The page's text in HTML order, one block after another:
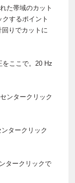
た帯域のカット
するポイント
りでカットに
をここで。20 Hz
ンタークリック
タークリック
タークリックで